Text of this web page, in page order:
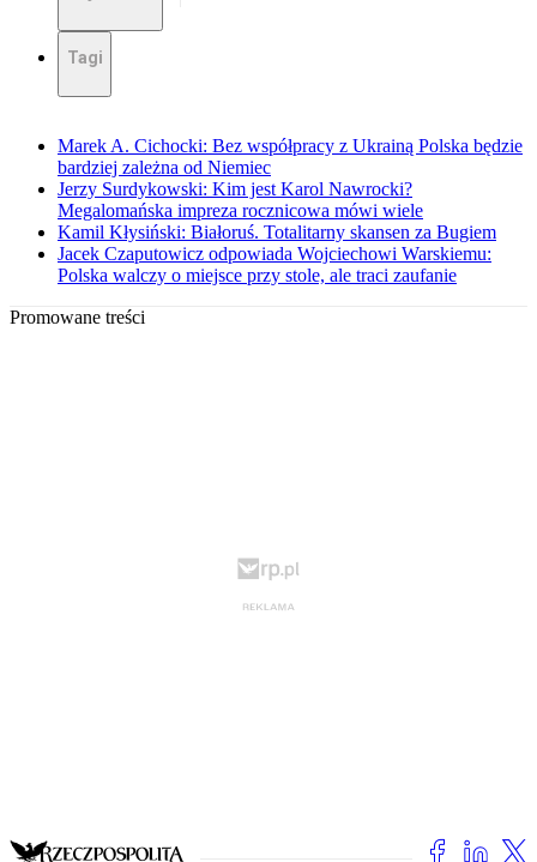
Tagi
Marek A. Cichocki: Bez współpracy z Ukrainą Polska będzie
bardziej zależna od Niemiec
Jerzy Surdykowski: Kim jest Karol Nawrocki?
Megalomańska impreza rocznicowa mówi wiele
Kamil Kłysiński: Białoruś. Totalitarny skansen za Bugiem
Jacek Czaputowicz odpowiada Wojciechowi Warskiemu:
Polska walczy o miejsce przy stole, ale traci zaufanie
Promowane treści